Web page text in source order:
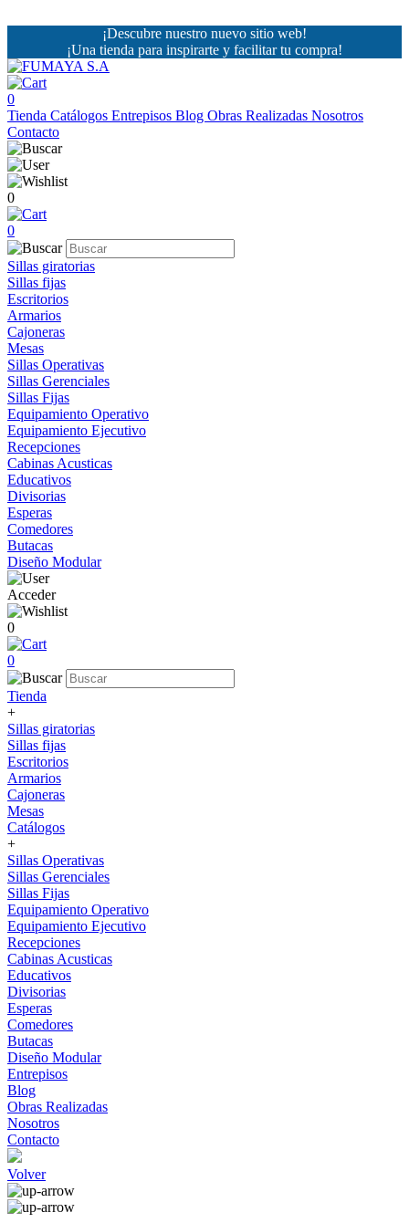
¡Descubre nuestro nuevo sitio web!
¡Una tienda para inspirarte y facilitar tu compra!
0
Tienda Catálogos Entrepisos Blog Obras Realizadas Nosotros
Contacto
0
0
Sillas giratorias
Sillas fijas
Escritorios
Armarios
Cajoneras
Mesas
Sillas Operativas
Sillas Gerenciales
Sillas Fijas
Equipamiento Operativo
Equipamiento Ejecutivo
Recepciones
Cabinas Acusticas
Educativos
Divisorias
Esperas
Comedores
Butacas
Diseño Modular
Acceder
0
0
Tienda
+
Sillas giratorias
Sillas fijas
Escritorios
Armarios
Cajoneras
Mesas
Catálogos
+
Sillas Operativas
Sillas Gerenciales
Sillas Fijas
Equipamiento Operativo
Equipamiento Ejecutivo
Recepciones
Cabinas Acusticas
Educativos
Divisorias
Esperas
Comedores
Butacas
Diseño Modular
Entrepisos
Blog
Obras Realizadas
Nosotros
Contacto
Volver